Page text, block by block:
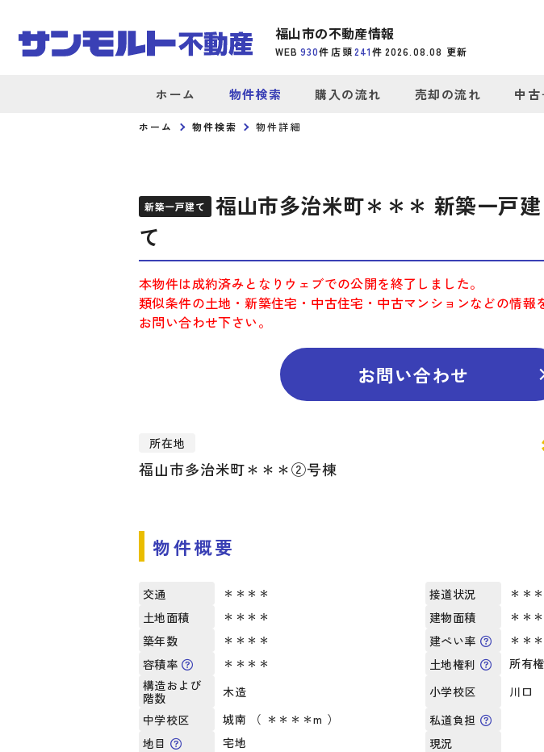
福山市の不動産情報
WEB 930件 店頭241件 2026.08.08 更新
ホーム 物件検索 購入の流れ 売却の流れ 中
ホーム 物件検索 物件詳細
新築一戸建て
福山市多治米町＊＊＊ 新築一戸建
て
本物件は成約済みとなりウェブでの公開を終了しました。
類似条件の土地・新築住宅・中古住宅・中古マンションなどの情報
お問い合わせ下さい。
お問い合わせ
所在地
福山市多治米町＊＊＊②号棟
物件概要
交通 ＊＊＊＊ 接道状況
＊＊
土地面積
＊＊＊＊ 建物面積
＊＊
築年数
＊＊＊＊ 建ぺい率
＊＊
容積率
＊＊＊＊ 土地権利
所有権
構造および
階数
木造 小学校区
川口
中学校区
城南 （ ＊＊＊＊m ）
私道負担
地目
宅地
現況